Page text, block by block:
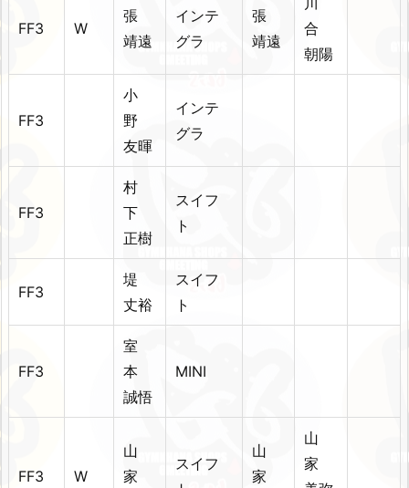
FF3 W
張
靖遠
インテ
グラ
張
靖遠
合
朝陽
FF3
小
野
友暉
インテ
グラ
FF3
村
下
正樹
スイフ
ト
FF3
堤
丈裕
スイフ
ト
FF3
室
本
誠悟
MINI
FF3 W
山
家
スイフ
山
家
山
家